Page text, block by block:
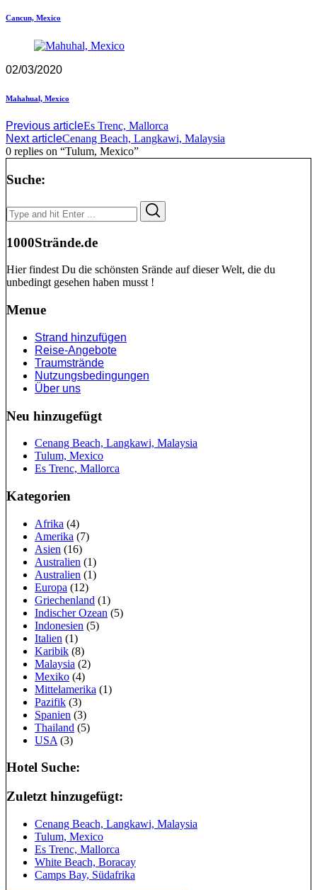
Cancun, Mexico
02/03/2020
Mahahual, Mexico
Previous articleEs Trenc, Mallorca
Next articleCenang Beach, Langkawi, Malaysia
0 replies on “Tulum, Mexico”
Suche:
Search
for:
1000Strände.de
Hier findest Du die schönsten Srände auf dieser Welt, die du
unbedingt gesehen haben musst !
Menue
Strand hinzufügen
Reise-Angebote
Traumstrände
Nutzungsbedingungen
Über uns
Neu hinzugefügt
Cenang Beach, Langkawi, Malaysia
Tulum, Mexico
Es Trenc, Mallorca
Kategorien
Afrika (4)
Amerika (7)
Asien (16)
Australien (1)
Australien (1)
Europa (12)
Griechenland (1)
Indischer Ozean (5)
Indonesien (5)
Italien (1)
Karibik (8)
Malaysia (2)
Mexiko (4)
Mittelamerika (1)
Pazifik (3)
Spanien (3)
Thailand (5)
USA (3)
Hotel Suche:
Zuletzt hinzugefügt:
Cenang Beach, Langkawi, Malaysia
Tulum, Mexico
Es Trenc, Mallorca
White Beach, Boracay
Camps Bay, Südafrika